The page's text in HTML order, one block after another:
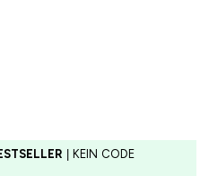
| KEIN CODE